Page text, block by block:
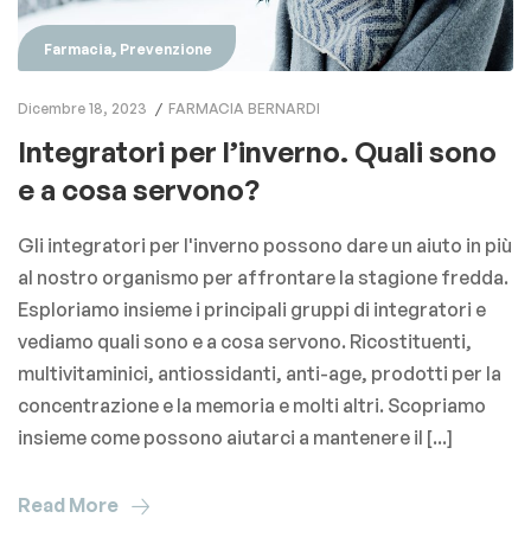
Farmacia, Prevenzione
Dicembre 18, 2023 FARMACIA BERNARDI
Integratori per l’inverno. Quali sono
e a cosa servono?
Gli integratori per l'inverno possono dare un aiuto in più
al nostro organismo per affrontare la stagione fredda.
Esploriamo insieme i principali gruppi di integratori e
vediamo quali sono e a cosa servono. Ricostituenti,
multivitaminici, antiossidanti, anti-age, prodotti per la
concentrazione e la memoria e molti altri. Scopriamo
insieme come possono aiutarci a mantenere il [...]
Read More